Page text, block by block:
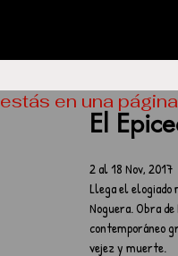
El
2 al 18 Nov, 2017
Llega el elogiado
Noguera. Obra
contemporáneo
vejez y muerte.
estás en una